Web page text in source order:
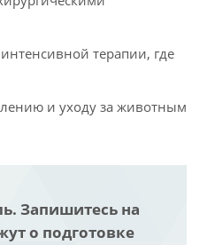
терапии, где
и уходу за животным
Запишитесь на
о подготовке